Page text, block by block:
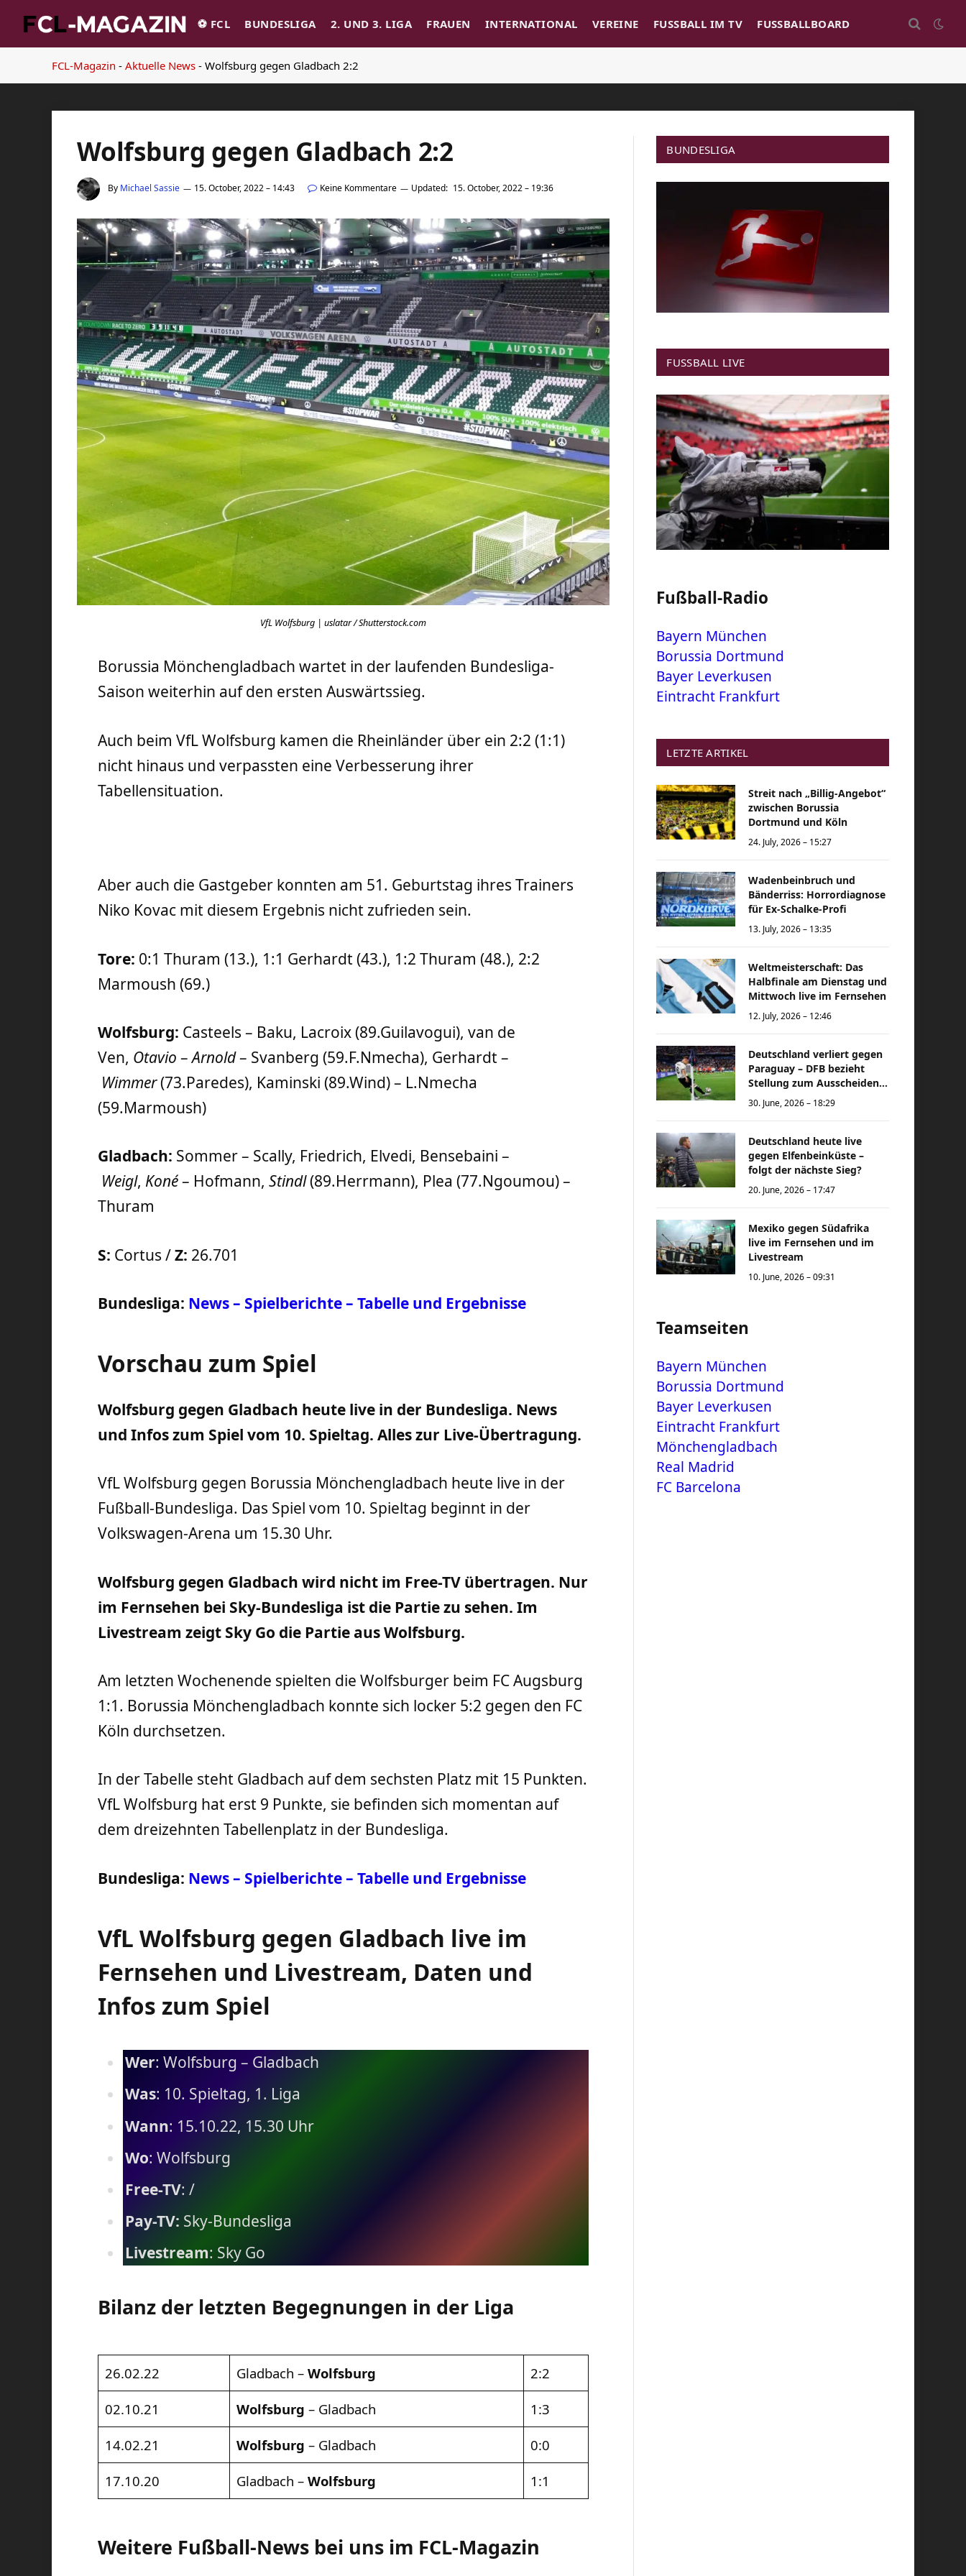
⚽️ FCL BUNDESLIGA 2. UND 3. LIGA FRAUEN INTERNATIONAL VEREINE FUSSBALL IM TV FUSSBALLBOARD
FCL-Magazin - Aktuelle News - Wolfsburg gegen Gladbach 2:2
Wolfsburg gegen Gladbach 2:2
By Michael Sassie 15. October, 2022 – 14:43 Keine Kommentare Updated: 15. October, 2022 – 19:36
VfL Wolfsburg | uslatar / Shutterstock.com
Borussia Mönchengladbach wartet in der laufenden Bundesliga-
Saison weiterhin auf den ersten Auswärtssieg.
Auch beim VfL Wolfsburg kamen die Rheinländer über ein 2:2 (1:1)
nicht hinaus und verpassten eine Verbesserung ihrer
Tabellensituation.
Aber auch die Gastgeber konnten am 51. Geburtstag ihres Trainers
Niko Kovac mit diesem Ergebnis nicht zufrieden sein.
Tore: 0:1 Thuram (13.), 1:1 Gerhardt (43.), 1:2 Thuram (48.), 2:2
Marmoush (69.)
Wolfsburg: Casteels – Baku, Lacroix (89.Guilavogui), van de
Ven, Otavio –Arnold– Svanberg (59.F.Nmecha), Gerhardt –
Wimmer(73.Paredes), Kaminski (89.Wind) – L.Nmecha
(59.Marmoush)
Gladbach: Sommer – Scally, Friedrich, Elvedi, Bensebaini –
Weigl, Koné– Hofmann,Stindl(89.Herrmann), Plea (77.Ngoumou) –
Thuram
S: Cortus /Z: 26.701
Bundesliga: News – Spielberichte – Tabelle und Ergebnisse
Vorschau zum Spiel
Wolfsburg gegen Gladbach heute live in der Bundesliga. News
und Infos zum Spiel vom 10. Spieltag. Alles zur Live-Übertragung.
VfL Wolfsburg gegen Borussia Mönchengladbach heute live in der
Fußball-Bundesliga. Das Spiel vom 10. Spieltag beginnt in der
Volkswagen-Arena um 15.30 Uhr.
Wolfsburg gegen Gladbach wird nicht im Free-TV übertragen. Nur
im Fernsehen bei Sky-Bundesliga ist die Partie zu sehen. Im
Livestream zeigt Sky Go die Partie aus Wolfsburg.
Am letzten Wochenende spielten die Wolfsburger beim FC Augsburg
1:1. Borussia Mönchengladbach konnte sich locker 5:2 gegen den FC
Köln durchsetzen.
In der Tabelle steht Gladbach auf dem sechsten Platz mit 15 Punkten.
VfL Wolfsburg hat erst 9 Punkte, sie befinden sich momentan auf
dem dreizehnten Tabellenplatz in der Bundesliga.
Bundesliga: News – Spielberichte – Tabelle und Ergebnisse
VfL Wolfsburg gegen Gladbach live im
Fernsehen und Livestream, Daten und
Infos zum Spiel
Wer: Wolfsburg – Gladbach
Was: 10. Spieltag, 1. Liga
Wann: 15.10.22, 15.30 Uhr
Wo: Wolfsburg
Free-TV: /
Pay-TV: Sky-Bundesliga
Livestream: Sky Go
Bilanz der letzten Begegnungen in der Liga
26.02.22 Gladbach –Wolfsburg
2:2
02.10.21
Wolfsburg – Gladbach
1:3
14.02.21
Wolfsburg – Gladbach
0:0
17.10.20
Gladbach –Wolfsburg 1:1
Weitere Fußball-News bei uns im FCL-Magazin
BUNDESLIGA
FUSSBALL LIVE
Fußball-Radio
Bayern München
Borussia Dortmund
Bayer Leverkusen
Eintracht Frankfurt
LETZTE ARTIKEL
Streit nach „Billig-Angebot“
zwischen Borussia
Dortmund und Köln
24. July, 2026 – 15:27
Wadenbeinbruch und
Bänderriss: Horrordiagnose
für Ex-Schalke-Profi
13. July, 2026 – 13:35
Weltmeisterschaft: Das
Halbfinale am Dienstag und
Mittwoch live im Fernsehen
12. July, 2026 – 12:46
Deutschland verliert gegen
Paraguay – DFB bezieht
Stellung zum Ausscheiden
bei der Weltmeisterschaft
30. June, 2026 – 18:29
Deutschland heute live
gegen Elfenbeinküste –
folgt der nächste Sieg?
20. June, 2026 – 17:47
Mexiko gegen Südafrika
live im Fernsehen und im
Livestream
10. June, 2026 – 09:31
Teamseiten
Bayern München
Borussia Dortmund
Bayer Leverkusen
Eintracht Frankfurt
Mönchengladbach
Real Madrid
FC Barcelona